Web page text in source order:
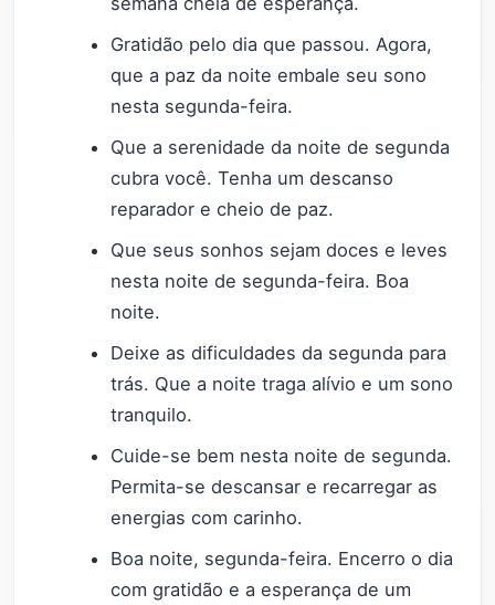
Gratidão pelo dia que passou. Agora,
que a paz da noite embale seu sono
nesta segunda-feira.
Que a serenidade da noite de segunda
cubra você. Tenha um descanso
reparador e cheio de paz.
Que seus sonhos sejam doces e leves
nesta noite de segunda-feira. Boa
noite.
Deixe as dificuldades da segunda para
trás. Que a noite traga alívio e um sono
tranquilo.
Cuide-se bem nesta noite de segunda.
Permita-se descansar e recarregar as
energias com carinho.
Boa noite, segunda-feira. Encerro o dia
com gratidão e a esperança de um